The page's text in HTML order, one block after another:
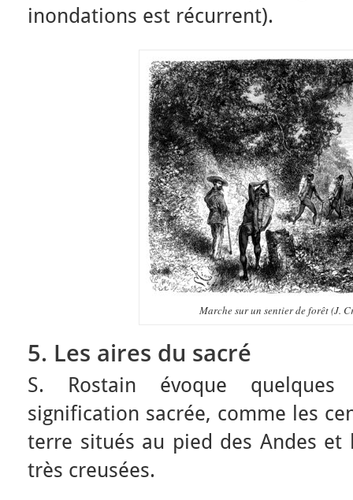
inondations est récurrent).
Marche sur un sentier de forêt (J.
5. Les aires du sacré
S. Rostain évoque
signification sacrée, comme les
terre situés au pied des Andes et
très creusées.